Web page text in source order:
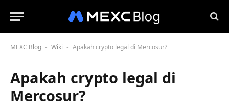
MEXC Blog - Wiki - Apakah crypto legal di Mercosur?
Apakah crypto legal di
Mercosur?